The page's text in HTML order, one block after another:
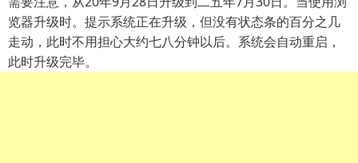
览器升级时。提示系统正在升级，但没有状态条的百分之几
走动，此时不用担心大约七八分钟以后。系统会自动重启，
此时升级完毕。